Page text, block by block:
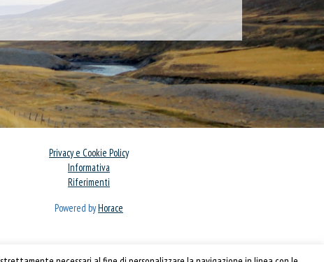
Privacy e Cookie Policy
Informativa
Riferimenti
Powered byHorace